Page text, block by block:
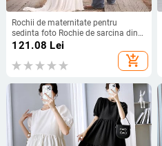
Rochii de maternitate pentru
sedinta foto Rochie de sarcina din
sifon Accesorii fotografice Rochie
maxi Rochii pentru haine pentru
gravide
121.08 Lei
add_shopping_cart